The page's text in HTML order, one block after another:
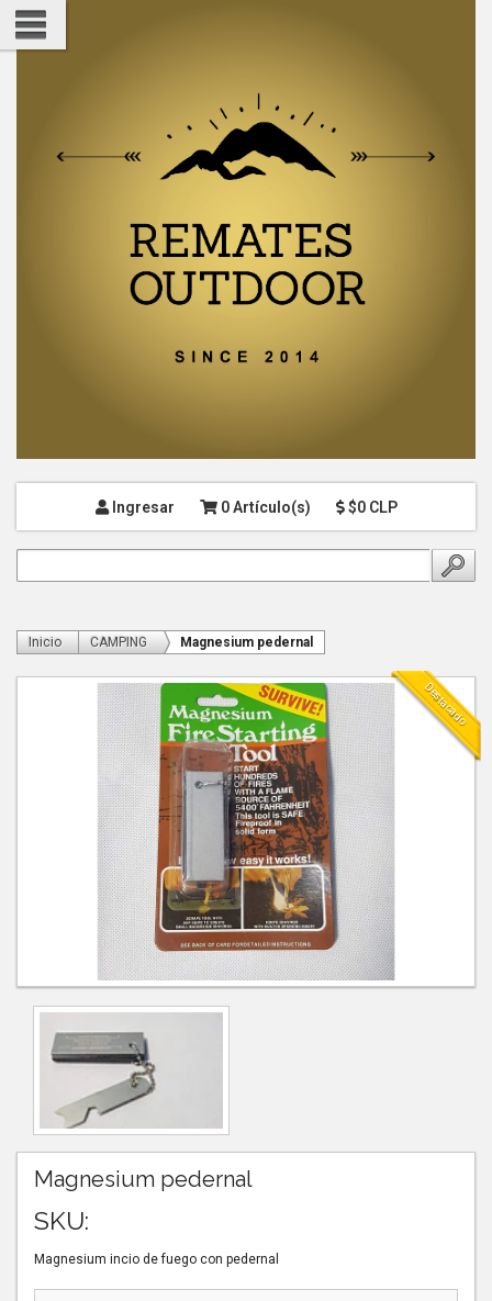
Ingresar 0 Artículo(s) $0 CLP
Inicio CAMPING Magnesium pedernal
Destacado
Magnesium pedernal
SKU:
Magnesium incio de fuego con pedernal